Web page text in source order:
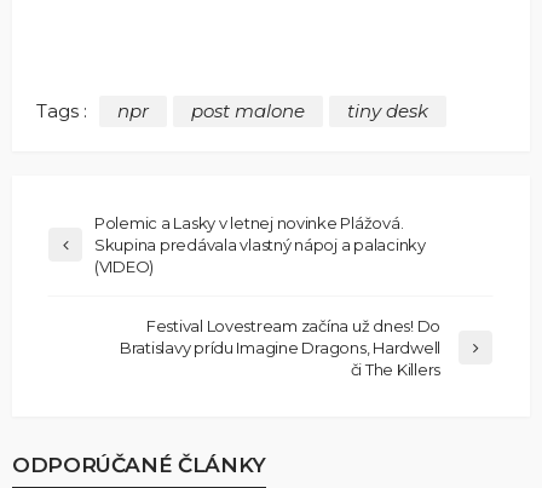
Tags : npr post malone tiny desk
Polemic a Lasky v letnej novinke Plážová.
Skupina predávala vlastný nápoj a palacinky
(VIDEO)
Festival Lovestream začína už dnes! Do
Bratislavy prídu Imagine Dragons, Hardwell
či The Killers
ODPORÚČANÉ ČLÁNKY